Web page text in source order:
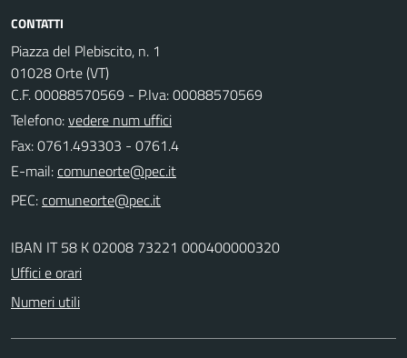
CONTATTI
Piazza del Plebiscito, n. 1
01028 Orte (VT)
C.F. 00088570569 - P.Iva: 00088570569
Telefono:vedere num uffici
Fax: 0761.493303 - 0761.4
E-mail:
PEC:
IBAN IT 58 K 02008 73221 000400000320
Uffici e orari
Numeri utili